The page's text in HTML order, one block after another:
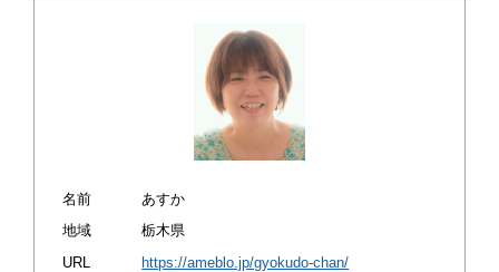
名前
あすか
地域
栃木県
URL
https://ameblo.jp/gyokudo-chan/